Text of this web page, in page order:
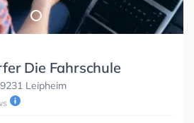
Die Fahrschule
Leipheim